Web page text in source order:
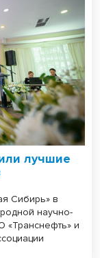
лучшие
Сибирь» в
научно-
и